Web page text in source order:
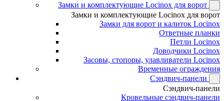
Замки и комплектующие Locinox для ворот
Замки и комплектующие Locinox для ворот
Замки для ворот и калиток Locinox
Ответные планки
Петли Locinox
Доводчики Locinox
Засовы, стопоры, улавливатели Locinox
Временные ограждения
Сэндвич-панели
Сэндвич-панели
Кровельные сэндвич-панели